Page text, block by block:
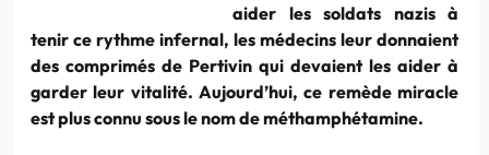
aider les soldats nazis à
tenir ce rythme infernal, les médecins leur donnaient
des comprimés de Pertivin qui devaient les aider à
garder leur vitalité. Aujourd’hui, ce remède miracle
est plus connu sous le nom de méthamphétamine.